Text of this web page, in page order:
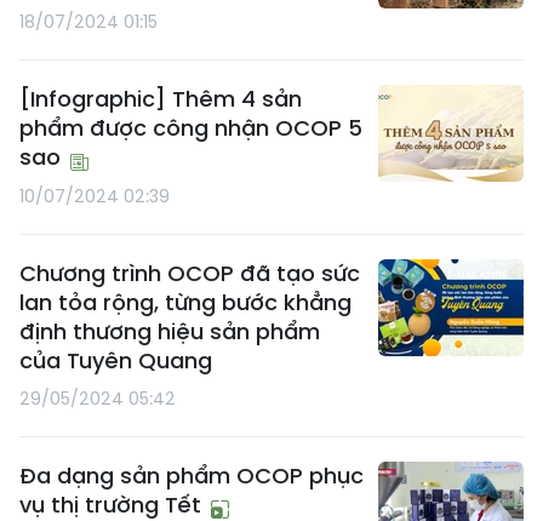
18/07/2024 01:15
[Infographic] Thêm 4 sản
phẩm được công nhận OCOP 5
sao
10/07/2024 02:39
Chương trình OCOP đã tạo sức
lan tỏa rộng, từng bước khẳng
định thương hiệu sản phẩm
của Tuyên Quang
29/05/2024 05:42
Đa dạng sản phẩm OCOP phục
vụ thị trường Tết